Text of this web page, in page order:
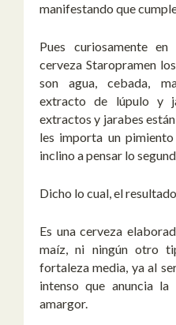
manifestando que
Pues curiosamente
cerveza Staropramen
son agua, cebada,
extracto de lúpulo y
extractos y jarabes
les importa un
inclino a pensar lo
Dicho lo cual, el
Es una cerveza
maíz, ni ningún otro
fortaleza media, ya al
intenso que anuncia
amargor.